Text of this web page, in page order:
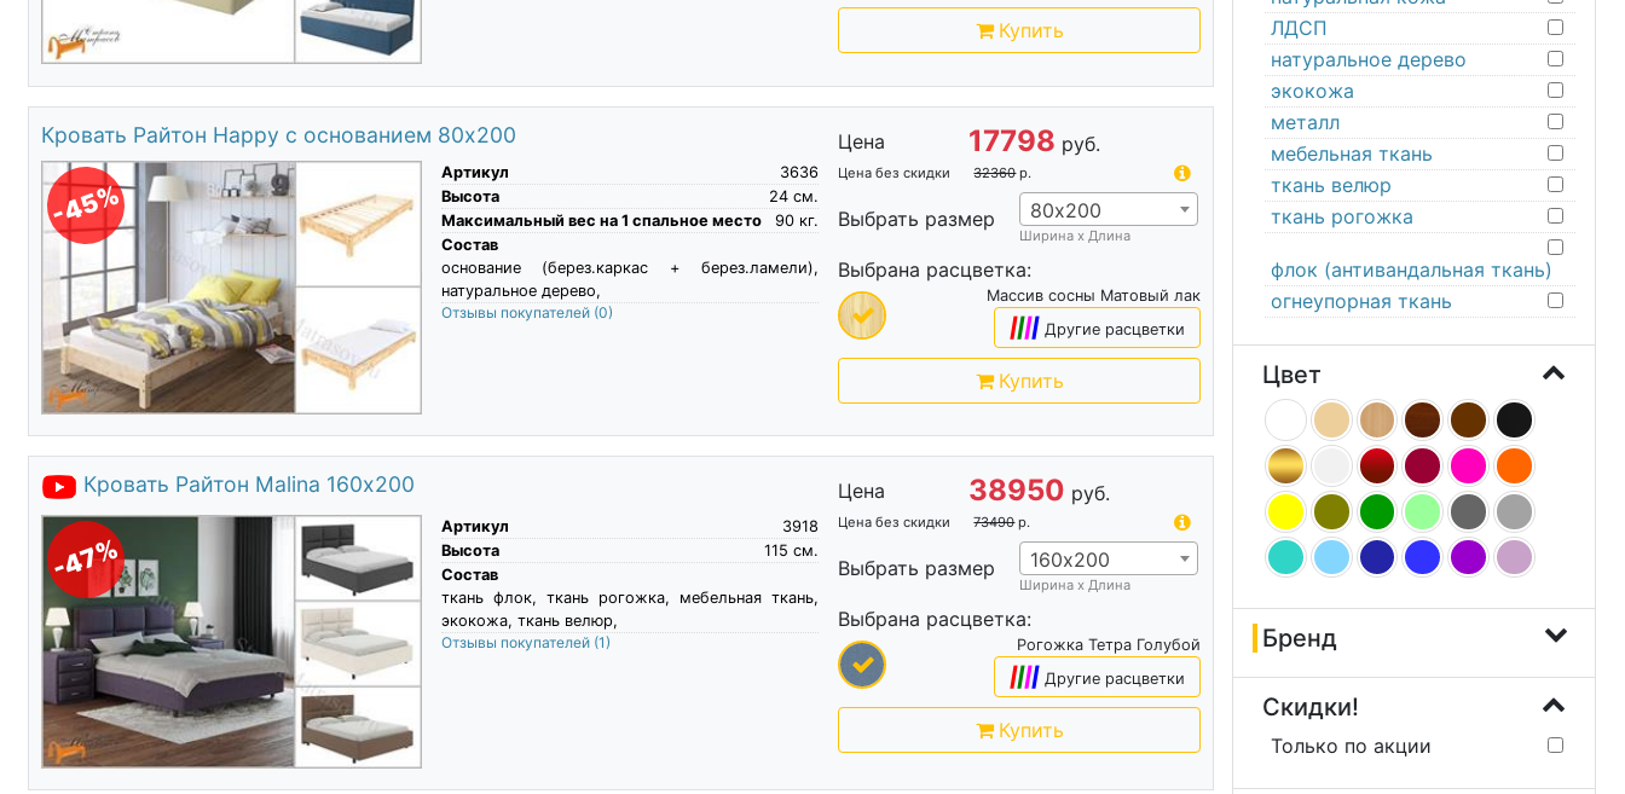
Купить
Кровать Райтон Happy с основанием 80х200
-45%
Артикул
3636
Высота
см.
24
Максимальный вес на 1 спальное место
кг.
90
Состав
основание (берез.каркас + берез.ламели),
натуральное дерево,
Отзывы покупателей (0)
Цена 17798 руб.
Цена без скидки 32360 р.
Выбрать размер 80х200
Ширина х Длина
Выбрана расцветка:
Массив сосны Матовый лак
|||| Другие расцветки
Купить
Кровать Райтон Malina 160х200
-47%
Артикул
3918
Высота
см.
115
Состав
ткань флок, ткань рогожка, мебельная ткань,
экокожа, ткань велюр,
Отзывы покупателей (1)
Цена 38950 руб.
Цена без скидки 73490 р.
Выбрать размер 160х200
Ширина х Длина
Выбрана расцветка:
Рогожка Тетра Голубой
|||| Другие расцветки
Купить
ЛДСП
натуральное дерево
экокожа
металл
мебельная ткань
ткань велюр
ткань рогожка
флок (антивандальная ткань)
огнеупорная ткань
Цвет
Бренд
Скидки!
Только по акции